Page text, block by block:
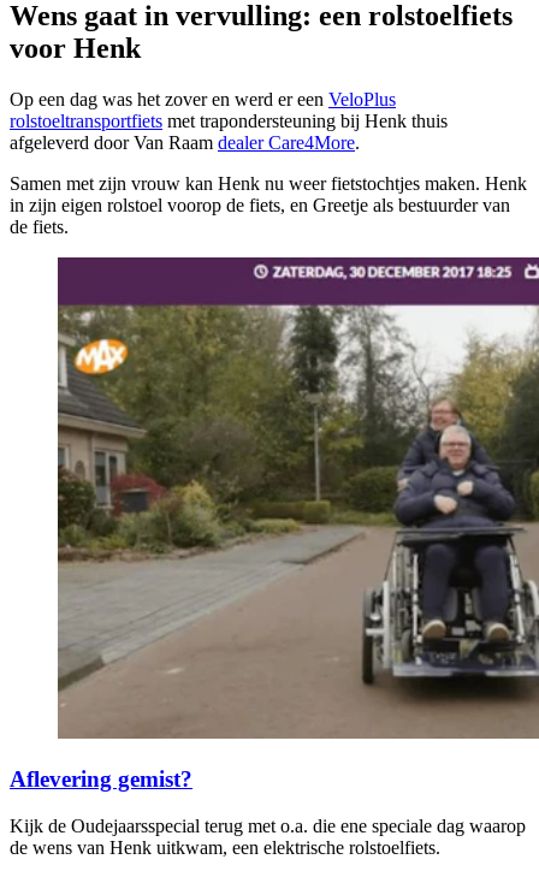
Wens gaat in vervulling: een rolstoelfiets
voor Henk
Op een dag was het zover en werd er een VeloPlus
rolstoeltransportfiets met trapondersteuning bij Henk thuis
afgeleverd door Van Raam dealer Care4More.
Samen met zijn vrouw kan Henk nu weer fietstochtjes maken. Henk
in zijn eigen rolstoel voorop de fiets, en Greetje als bestuurder van
de fiets.
Aflevering gemist?
Kijk de Oudejaarsspecial terug met o.a. die ene speciale dag waarop
de wens van Henk uitkwam, een elektrische rolstoelfiets.